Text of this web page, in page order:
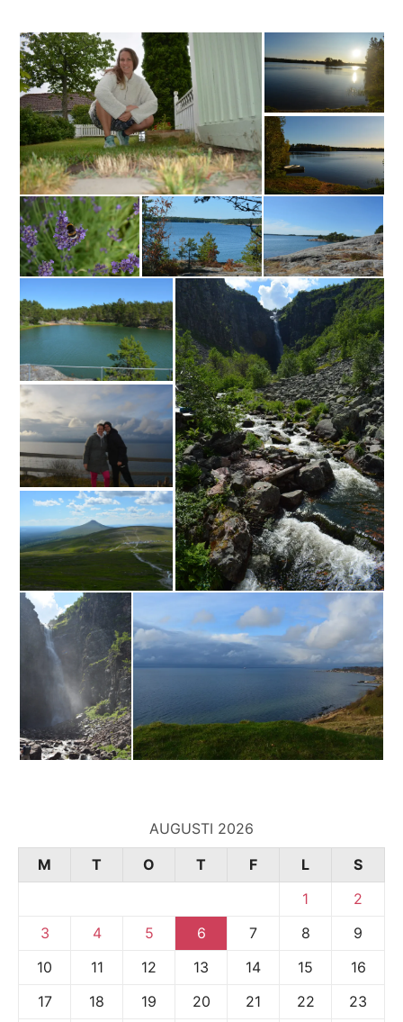
AUGUSTI 2026
M
T O T F L
S
1
2
3
4 5 6 7 8
9
10
11 12 13 14 15
16
17
18 19 20 21 22
23